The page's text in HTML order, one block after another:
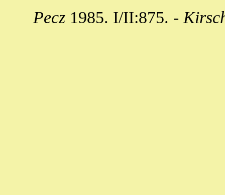
Pecz 1985. I/II:875. -